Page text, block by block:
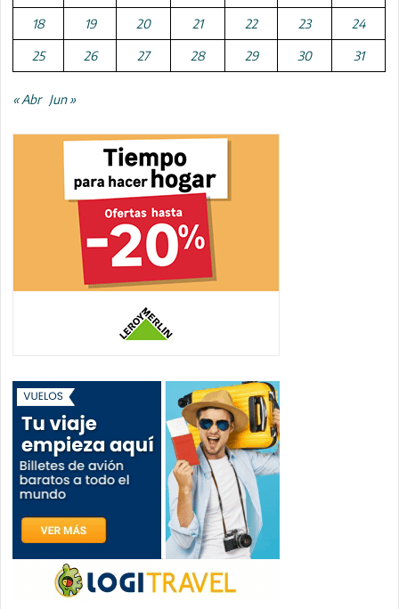
18 19 20 21 22 23 24
25 26 27 28 29 30 31
« Abr Jun »